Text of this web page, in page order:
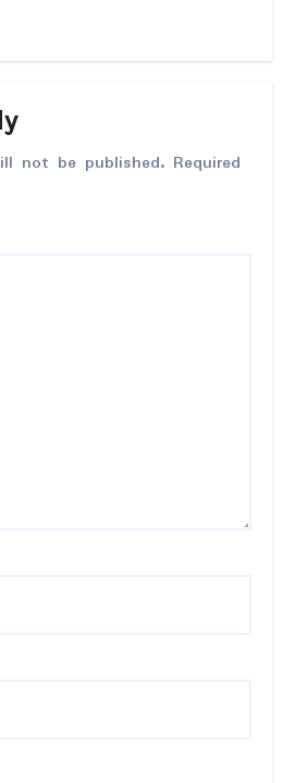
not be published. Required